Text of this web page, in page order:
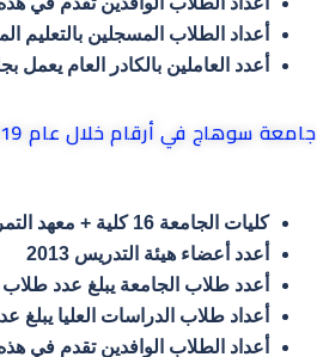
أعداد الطلاب المسجلين بالتعليم
أعدد العاملين بالكادر العام يعمل
جامعة سوهاج في أرقام خلال عام 2019 – 2020 م
كليات الجامعة 16 كلية + معهد التمريض.
أعدد أعضاء هيئة التدريس 2013
أعدد طلاب الجامعة يبلغ عدد طلاب
أعداد طلاب الدراسات العليا يبلغ عدد
أعداد الطلاب الوافدين تقدم في هذه الفترة 19 طالب